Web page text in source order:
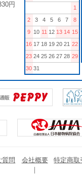
円
1
2
3 4 5 6 7
8
9 10 11 12 13 14 15
16 17 18 19 20 21 22
23 24 25 26 27 28 29
30 31
質問 会社概要 特定商取